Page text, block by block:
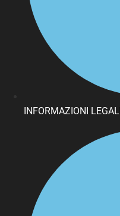
INFORMAZIONI LEGALI